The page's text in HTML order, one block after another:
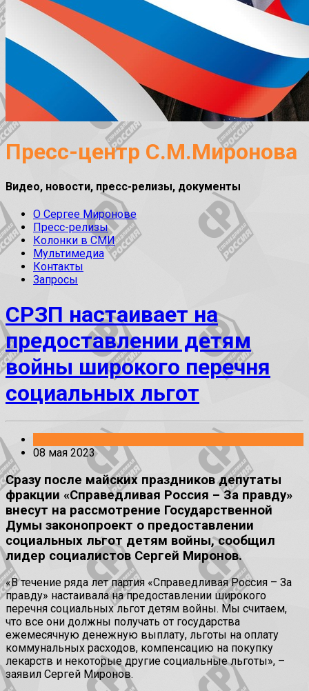
Пресс-центр С.М.Миронова
Видео, новости, пресс-релизы, документы
О Сергее Миронове
Пресс-релизы
Колонки в СМИ
Мультимедиа
Контакты
Запросы
СРЗП настаивает на
предоставлении детям
войны широкого перечня
социальных льгот
08 мая 2023
Сразу после майских праздников депутаты
фракции «Справедливая Россия – За правду»
внесут на рассмотрение Государственной
Думы законопроект о предоставлении
социальных льгот детям войны, сообщил
лидер социалистов Сергей Миронов.
«В течение ряда лет партия «Справедливая Россия – За
правду» настаивала на предоставлении широкого
перечня социальных льгот детям войны. Мы считаем,
что все они должны получать от государства
ежемесячную денежную выплату, льготы на оплату
коммунальных расходов, компенсацию на покупку
лекарств и некоторые другие социальные льготы», –
заявил Сергей Миронов.